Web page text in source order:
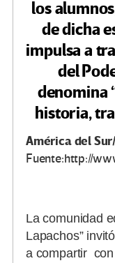
los
de dicha
impulsa a
del
denomina
historia,
América del
Fuente:http://
La comunidad
Lapachos”
a compartir con